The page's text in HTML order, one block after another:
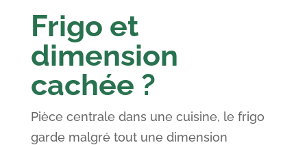
Frigo et
dimension
cachée ?
Pièce centrale dans une cuisine, le frigo
garde malgré tout une dimension